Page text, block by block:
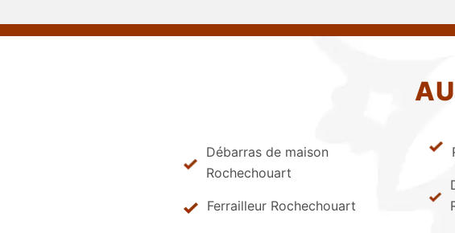
Débarras de maison
Rochechouart
Ferrailleur Rochechouart